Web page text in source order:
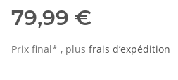
79,99 €
Prix final* , plus frais d’expédition